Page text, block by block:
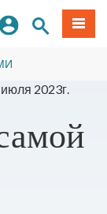
входПоиск по
Меню
2023г.